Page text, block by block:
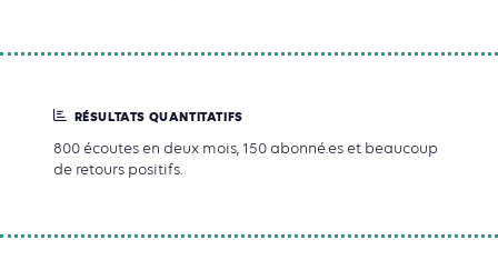
RÉSULTATS QUANTITATIFS
800 écoutes en deux mois, 150 abonné.es et beaucoup
de retours positifs.